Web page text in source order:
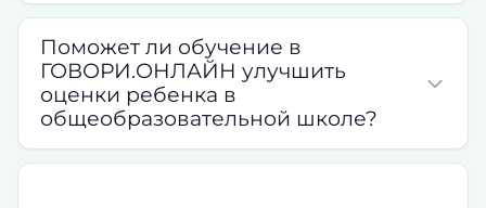
Поможет ли обучение в
ГОВОРИ.ОНЛАЙН улучшить
оценки ребенка в
общеобразовательной школе?